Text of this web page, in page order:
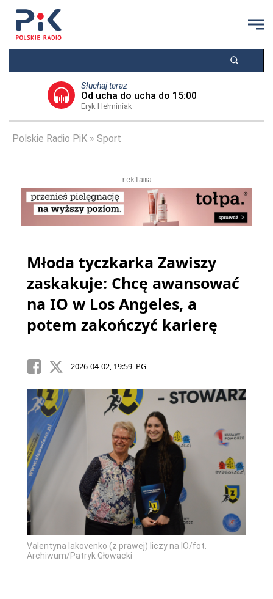
Słuchaj teraz
Od ucha do ucha do 15:00
Eryk Hełminiak
Polskie Radio PiK Sport
reklama
Młoda tyczkarka Zawiszy
zaskakuje: Chcę awansować
na IO w Los Angeles, a
potem zakończyć karierę
2026-04-02, 19:59 PG
Valentyna Iakovenko (z prawej) liczy na IO/fot.
Archiwum/Patryk Głowacki